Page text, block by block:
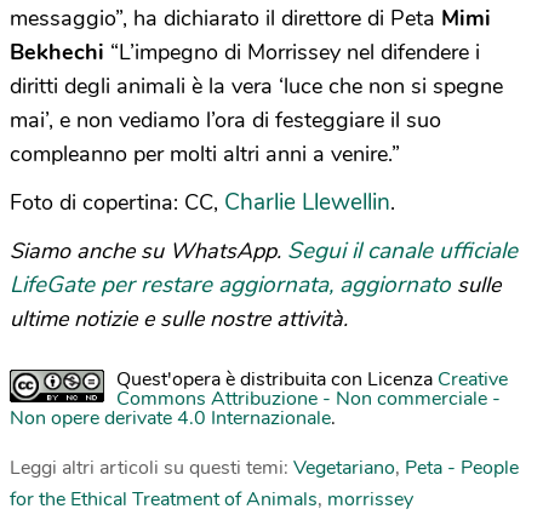
messaggio”, ha dichiarato il direttore di Peta Mimi
Bekhechi “L’impegno di Morrissey nel difendere i
diritti degli animali è la vera ‘luce che non si spegne
mai’, e non vediamo l’ora di festeggiare il suo
compleanno per molti altri anni a venire.”
Foto di copertina: CC, Charlie Llewellin.
Siamo anche su WhatsApp. Segui il canale ufficiale
LifeGate per restare aggiornata, aggiornato sulle
ultime notizie e sulle nostre attività.
Quest'opera è distribuita con Licenza Creative
Commons Attribuzione - Non commerciale -
Non opere derivate 4.0 Internazionale.
Leggi altri articoli su questi temi: Vegetariano, Peta - People
for the Ethical Treatment of Animals, morrissey